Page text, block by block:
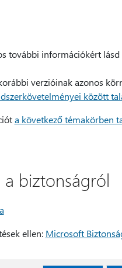
további információkért lásd
verzióinak azonos
között
a következő témakörben
biztonságról
ellen: Microsoft